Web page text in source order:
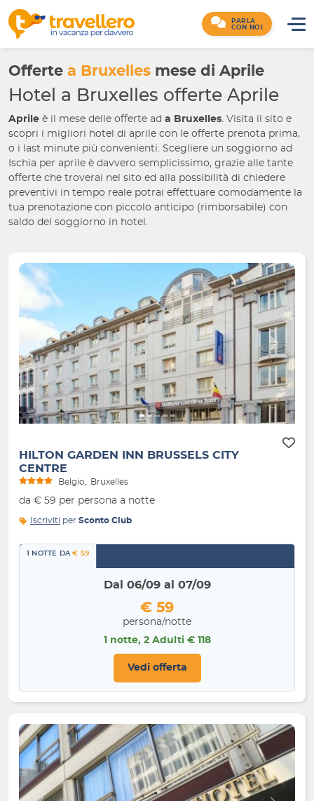
PARLA
CON NOI
Offerte a Bruxelles mese di Aprile
Hotel a Bruxelles offerte Aprile
Aprile è il mese delle offerte ad a Bruxelles. Visita il sito e
scopri i migliori hotel di aprile con le offerte prenota prima,
o i last minute più convenienti. Scegliere un soggiorno ad
Ischia per aprile è davvero semplicissimo, grazie alle tante
offerte che troverai nel sito ed alla possibilità di chiedere
preventivi in tempo reale potrai effettuare comodamente la
tua prenotazione con piccolo anticipo (rimborsabile) con
saldo del soggiorno in hotel.
Indietro Avanti
HILTON GARDEN INN BRUSSELS CITY
CENTRE
Belgio Bruxelles
da € 59 per persona a notte
Iscriviti per Sconto Club
1 NOTTE DA€ 59
Dal 06/09 al 07/09
€ 59
persona/notte
1 notte, 2 Adulti € 118
Vedi offerta